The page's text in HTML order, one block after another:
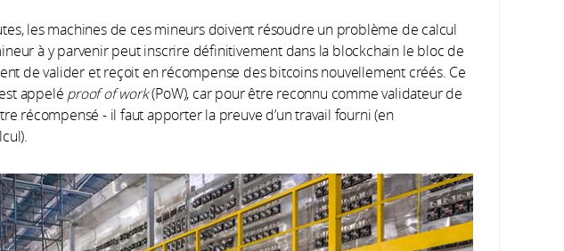
les machines de ces mineurs doivent résoudre un problème de calcul
à y parvenir peut inscrire définitivement dans la blockchain le bloc de
de valider et reçoit en récompense des bitcoins nouvellement créés. Ce
appelé proof of work(PoW), car pour être reconnu comme validateur de
récompensé - il faut apporter la preuve d’un travail fourni (en